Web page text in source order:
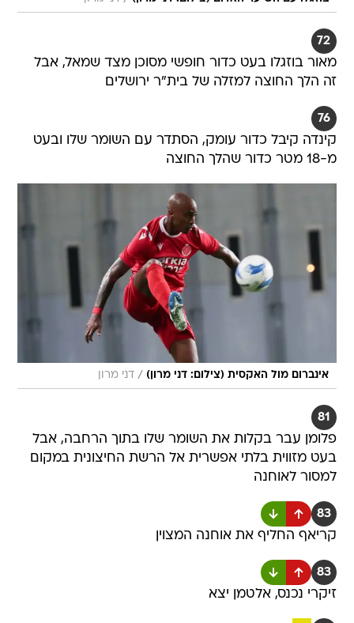
72
מאור בוזגלו בעט כדור חופשי מסוכן מצד שמאל, אבל
זה הלך החוצה למזלה של בית"ר ירושלים
76
קינדה קיבל כדור עומק, הסתדר עם השומר שלו ובעט
מ-18 מטר כדור שהלך החוצה
אינברום מול האקסית (צילום: דני מרון) / דני מרון
81
פלומן עבר בקלות את השומר שלו בתוך הרחבה, אבל
בעט מזווית בלתי אפשרית אל הרשת החיצונית במקום
למסור לאוחנה
83
קריאף החליף את אוחנה המצוין
83
זיקרי נכנס, אלטמן יצא